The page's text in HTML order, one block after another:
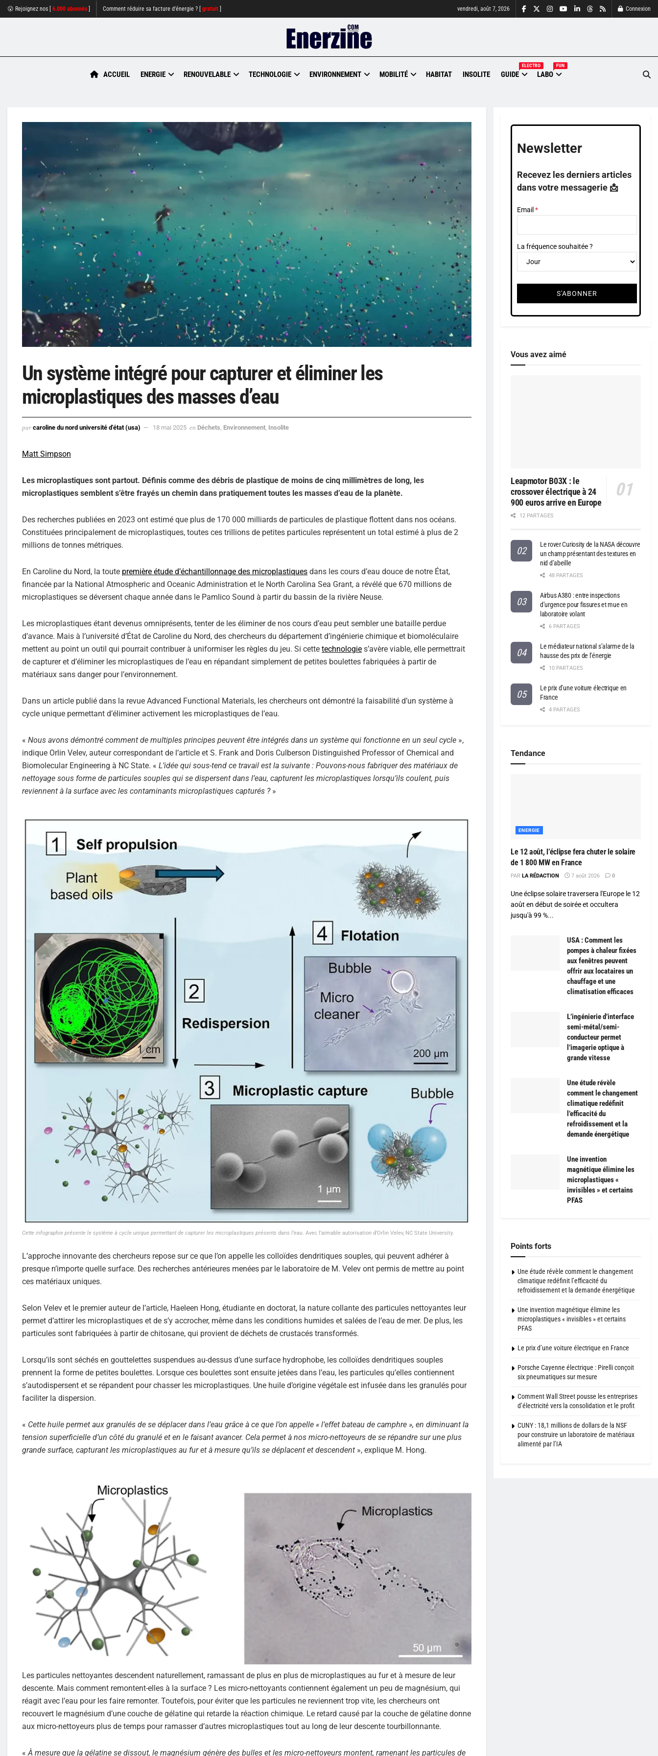
😮 Rejoignez nos [ 6.000 abonnés Comment réduire sa facture d'énergie ? [ gratuit vendredi, août 7, 2026 Connexion
ACCUEIL ENERGIE RENOUVELABLE TECHNOLOGIE ENVIRONNEMENT MOBILITÉ HABITAT INSOLITE GUIDE
ELECTRO
LABO
FUN
Un système intégré pour capturer et éliminer les
microplastiques des masses d’eau
par caroline du nord université d'état (usa) 18 mai 2025 en Déchets Environnement Insolite
Matt Simpson
Les microplastiques sont partout. Définis comme des débris de plastique de moins de cinq millimètres de long, les
microplastiques semblent s’être frayés un chemin dans pratiquement toutes les masses d’eau de la planète.
Des recherches publiées en 2023 ont estimé que plus de 170 000 milliards de particules de plastique flottent dans nos océans.
Constituées principalement de microplastiques, toutes ces trillions de petites particules représentent un total estimé à plus de 2
millions de tonnes métriques.
En Caroline du Nord, la toute première étude d’échantillonnage des microplastiques dans les cours d’eau douce de notre État,
financée par la National Atmospheric and Oceanic Administration et le North Carolina Sea Grant, a révélé que 670 millions de
microplastiques se déversent chaque année dans le Pamlico Sound à partir du bassin de la rivière Neuse.
Les microplastiques étant devenus omniprésents, tenter de les éliminer de nos cours d’eau peut sembler une bataille perdue
d’avance. Mais à l’université d’État de Caroline du Nord, des chercheurs du département d’ingénierie chimique et biomoléculaire
mettent au point un outil qui pourrait contribuer à uniformiser les règles du jeu. Si cette technologie s’avère viable, elle permettrait
de capturer et d’éliminer les microplastiques de l’eau en répandant simplement de petites boulettes fabriquées à partir de
matériaux sans danger pour l’environnement.
Dans un article publié dans la revue Advanced Functional Materials, les chercheurs ont démontré la faisabilité d’un système à
cycle unique permettant d’éliminer activement les microplastiques de l’eau.
« Nous avons démontré comment de multiples principes peuvent être intégrés dans un système qui fonctionne en un seul cycle »,
indique Orlin Velev, auteur correspondant de l’article et S. Frank and Doris Culberson Distinguished Professor of Chemical and
Biomolecular Engineering à NC State. « L’idée qui sous-tend ce travail est la suivante : Pouvons-nous fabriquer des matériaux de
nettoyage sous forme de particules souples qui se dispersent dans l’eau, capturent les microplastiques lorsqu’ils coulent, puis
reviennent à la surface avec les contaminants microplastiques capturés ?»
Cette infographie présente le système à cycle unique permettant de capturer les microplastiques présents dans l’eau. Avec l’aimable autorisation d’Orlin Velev, NC State University.
L’approche innovante des chercheurs repose sur ce que l’on appelle les colloïdes dendritiques souples, qui peuvent adhérer à
presque n’importe quelle surface. Des recherches antérieures menées par le laboratoire de M. Velev ont permis de mettre au point
ces matériaux uniques.
Selon Velev et le premier auteur de l’article, Haeleen Hong, étudiante en doctorat, la nature collante des particules nettoyantes leur
permet d’attirer les microplastiques et de s’y accrocher, même dans les conditions humides et salées de l’eau de mer. De plus, les
particules sont fabriquées à partir de chitosane, qui provient de déchets de crustacés transformés.
Lorsqu’ils sont séchés en gouttelettes suspendues au-dessus d’une surface hydrophobe, les colloïdes dendritiques souples
prennent la forme de petites boulettes. Lorsque ces boulettes sont ensuite jetées dans l’eau, les particules qu’elles contiennent
s’autodispersent et se répandent pour chasser les microplastiques. Une huile d’origine végétale est infusée dans les granulés pour
faciliter la dispersion.
« Cette huile permet aux granulés de se déplacer dans l’eau grâce à ce que l’on appelle « l’effet bateau de camphre », en diminuant la
tension superficielle d’un côté du granulé et en le faisant avancer. Cela permet à nos micro-nettoyeurs de se répandre sur une plus
grande surface, capturant les microplastiques au fur et à mesure qu’ils se déplacent et descendent », explique M. Hong.
Les particules nettoyantes descendent naturellement, ramassant de plus en plus de microplastiques au fur et à mesure de leur
descente. Mais comment remontent-elles à la surface ? Les micro-nettoyants contiennent également un peu de magnésium, qui
réagit avec l’eau pour les faire remonter. Toutefois, pour éviter que les particules ne reviennent trop vite, les chercheurs ont
recouvert le magnésium d’une couche de gélatine qui retarde la réaction chimique. Le retard causé par la couche de gélatine donne
aux micro-nettoyeurs plus de temps pour ramasser d’autres microplastiques tout au long de leur descente tourbillonnante.
« À mesure que la gélatine se dissout, le magnésium génère des bulles et les micro-nettoyeurs montent, ramenant les particules de
Newsletter
Recevez les derniers articles
dans votre messagerie 📩
Email
La fréquence souhaitée ?
Vous avez aimé
Leapmotor B03X : le
crossover électrique à 24
900 euros arrive en Europe
12 PARTAGES
Le rover Curiosity de la NASA découvre
un champ présentant des textures en
nid d’abeille
48 PARTAGES
Airbus A380 : entre inspections
d’urgence pour fissures et mue en
laboratoire volant
6 PARTAGES
Le médiateur national s’alarme de la
hausse des prix de l’énergie
10 PARTAGES
Le prix d’une voiture électrique en
France
4 PARTAGES
Tendance
ENERGIE
Le 12 août, l’éclipse fera chuter le solaire
de 1 800 MW en France
PAR LA RÉDACTION 7 août 2026 0
Une éclipse solaire traversera l'Europe le 12
août en début de soirée et occultera
jusqu'à 99 %...
USA : Comment les
pompes à chaleur fixées
aux fenêtres peuvent
offrir aux locataires un
chauffage et une
climatisation efficaces
L’ingénierie d’interface
semi-métal/semi-
conducteur permet
l’imagerie optique à
grande vitesse
Une étude révèle
comment le changement
climatique redéfinit
l’efficacité du
refroidissement et la
demande énergétique
Une invention
magnétique élimine les
microplastiques «
invisibles » et certains
PFAS
Points forts
Une étude révèle comment le changement
climatique redéfinit l’efficacité du
refroidissement et la demande énergétique
Une invention magnétique élimine les
microplastiques « invisibles » et certains
PFAS
Le prix d’une voiture électrique en France
Porsche Cayenne électrique : Pirelli conçoit
six pneumatiques sur mesure
Comment Wall Street pousse les entreprises
d’électricité vers la consolidation et le profit
CUNY : 18,1 millions de dollars de la NSF
pour construire un laboratoire de matériaux
alimenté par l’IA